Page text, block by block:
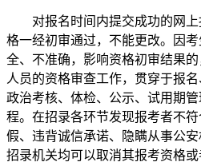
对报名时间内提交成功的网上
格一经初审通过，不能更改。因
全、不准确，影响资格初审结果
人员的资格审查工作，贯穿于报名
政治考核、体检、公示、试用期
程。在招录各环节发现报考者不
假、违背诚信承诺、隐瞒从事公安
招录机关均可以取消其报考资格或